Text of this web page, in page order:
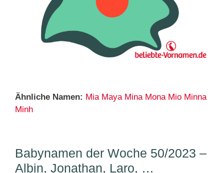
Ähnliche Namen: Mia Maya Mina Mona Mio Minna
Minh
Babynamen der Woche 50/2023 –
Albin, Jonathan, Laro, …